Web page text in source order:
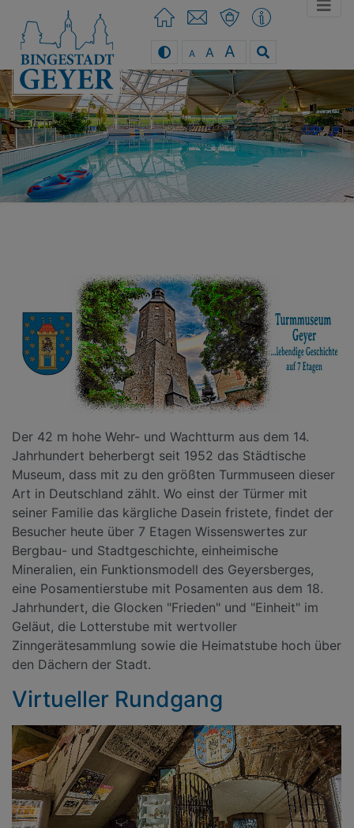
A A A
You can use the keyboard arrow keys
Der 42 m hohe Wehr- und Wachtturm aus dem 14.
Jahrhundert beherbergt seit 1952 das Städtische
Museum, dass mit zu den größten Turmmuseen dieser
Art in Deutschland zählt. Wo einst der Türmer mit
seiner Familie das kärgliche Dasein fristete, findet der
Besucher heute über 7 Etagen Wissenswertes zur
Bergbau- und Stadtgeschichte, einheimische
Mineralien, ein Funktionsmodell des Geyersberges,
eine Posamentierstube mit Posamenten aus dem 18.
Jahrhundert, die Glocken "Frieden" und "Einheit" im
Geläut, die Lotterstube mit wertvoller
Zinngerätesammlung sowie die Heimatstube hoch über
den Dächern der Stadt.
Virtueller Rundgang